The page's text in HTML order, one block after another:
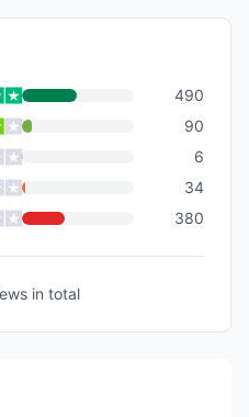
490
90
6
34
380
in total